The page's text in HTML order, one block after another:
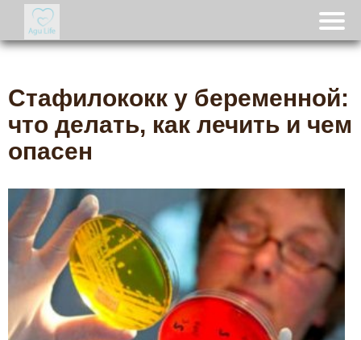
Стафилококк у беременной:
что делать, как лечить и чем
опасен